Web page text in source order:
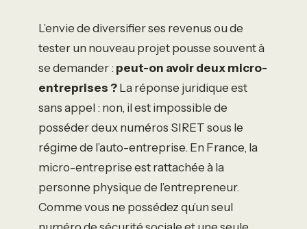
L’envie de diversifier ses revenus ou de
tester un nouveau projet pousse souvent à
se demander : peut-on avoir deux micro-
entreprises ? La réponse juridique est
sans appel : non, il est impossible de
posséder deux numéros SIRET sous le
régime de l’auto-entreprise. En France, la
micro-entreprise est rattachée à la
personne physique de l’entrepreneur.
Comme vous ne possédez qu’un seul